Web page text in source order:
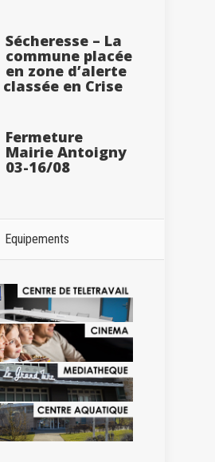
Sécheresse – La
commune placée
en zone d’alerte
classée en Crise
Fermeture
Mairie Antoigny
03-16/08
Equipements